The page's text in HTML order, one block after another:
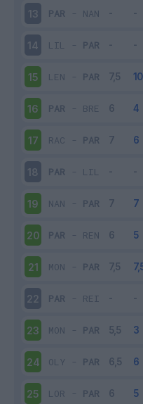
13 PAR - NAN
14 LIL - PAR
15 LEN - PAR
16 PAR - BRE
17 RAC - PAR
18 PAR - LIL
19 NAN - PAR
20 PAR - REN
21 MON - PAR
22 PAR - REI
23 MON - PAR
24 OLY - PAR
25 LOR - PAR